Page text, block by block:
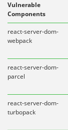
Vulnerable
Components
react-server-dom-
webpack
react-server-dom-
parcel
react-server-dom-
turbopack